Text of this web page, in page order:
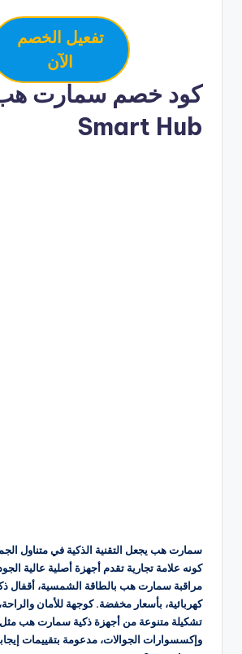
تفعيل الخصم
الآن
كود خصم سمارت
Smart Hub
سمارت هب يجعل التقنية الذكية في متناول
كونه علامة تجارية تقدم أجهزة أصلية عالية
مراقبة سمارت هب بالطاقة الشمسية، أقفال
كهربائية، بأسعار مخفضة. كوجهة للأمان
تشكيلة متنوعة من أجهزة ذكية سمارت هب